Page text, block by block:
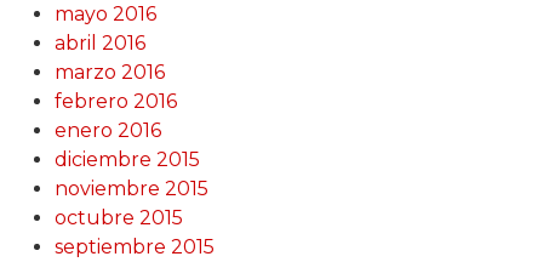
mayo 2016
abril 2016
marzo 2016
febrero 2016
enero 2016
diciembre 2015
noviembre 2015
octubre 2015
septiembre 2015